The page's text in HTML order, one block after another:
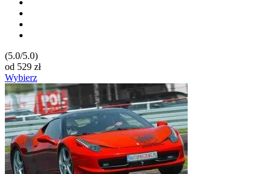
(5.0/5.0)
od 529 zł
Wybierz